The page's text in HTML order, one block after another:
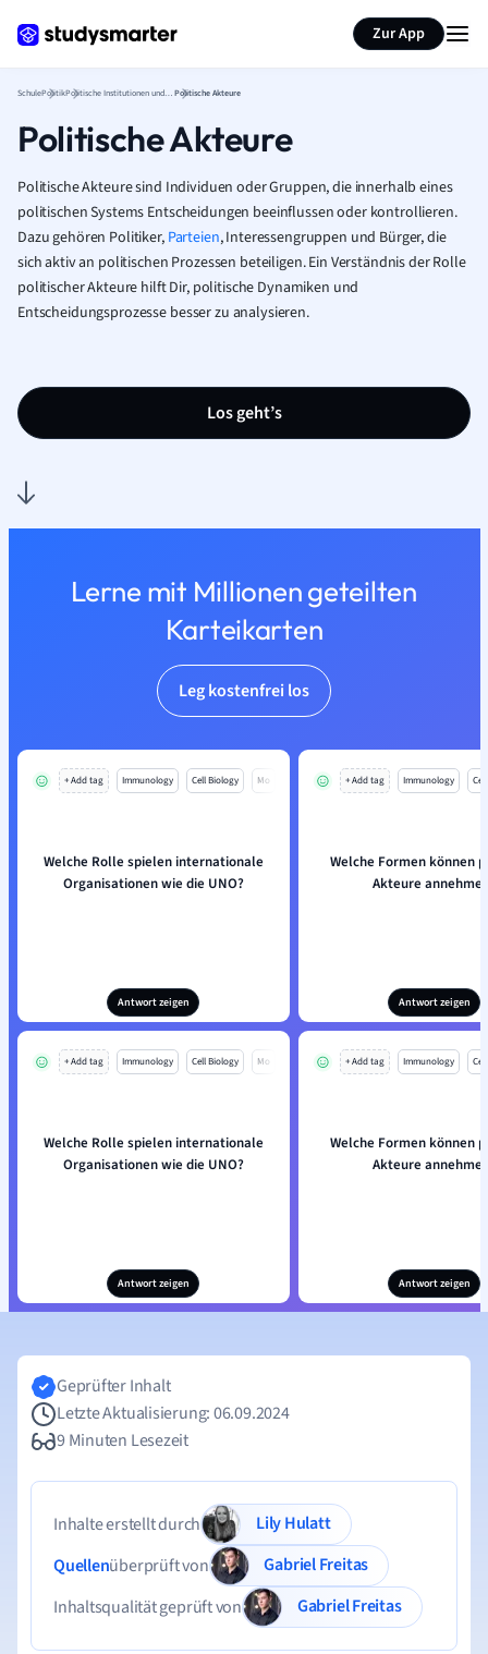
Zur App
SchulePolitik Politische Institutionen und GovernancePolitische Akteure
Politische Akteure
Politische Akteure sind Individuen oder Gruppen, die innerhalb eines
politischen Systems Entscheidungen beeinflussen oder kontrollieren.
Dazu gehören Politiker, Parteien, Interessengruppen und Bürger, die
sich aktiv an politischen Prozessen beteiligen. Ein Verständnis der Rolle
politischer Akteure hilft Dir, politische Dynamiken und
Entscheidungsprozesse besser zu analysieren.
Los geht’s
Lerne mit Millionen geteilten
Karteikarten
Leg kostenfrei los
+ Add tag Immunology Cell Biology Mo
Welche Rolle spielen internationale
Organisationen wie die UNO?
Antwort zeigen
+ Add tag Immunology
Welche Formen können
Akteure
Antwort zeigen
+ Add tag Immunology Cell Biology Mo
Welche Rolle spielen internationale
Organisationen wie die UNO?
Antwort zeigen
+ Add tag Immunology
Welche Formen können
Akteure
Antwort zeigen
Seite zusammenfassen
Geprüfter Inhalt
Letzte Aktualisierung: 06.09.2024
9 Minuten Lesezeit
Inhalte erstellt durch
Lily Hulatt
Quellenüberprüft von
Gabriel Freitas
Inhaltsqualität geprüft von
Gabriel Freitas